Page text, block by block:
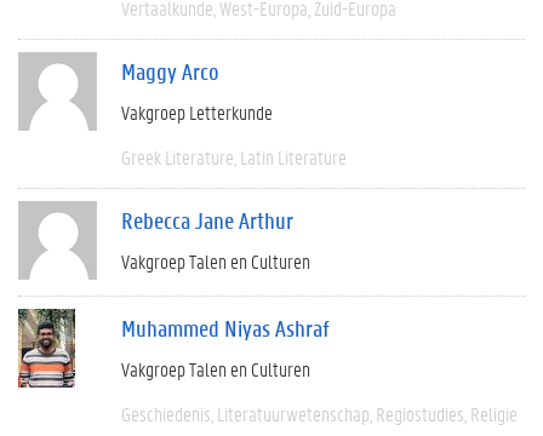
Vertaalkunde West-Europa Zuid-Europa
Maggy Arco
Vakgroep Letterkunde
Greek Literature Latin Literature
Rebecca Jane Arthur
Vakgroep Talen en Culturen
Muhammed Niyas Ashraf
Vakgroep Talen en Culturen
Geschiedenis Literatuurwetenschap Regiostudies Religie